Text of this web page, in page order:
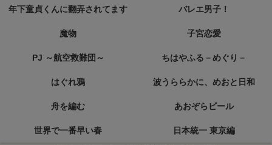
年下童貞くんに翻弄されてます バレエ男子！
魔物 子宮恋愛
PJ ～航空救難団～ ちはやふる－めぐり－
はぐれ鴉 波うららかに、めおと日和
舟を編む あおぞらビール
世界で一番早い春 日本統一 東京編